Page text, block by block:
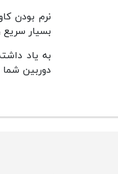
نرم بودن
بسیار سریع
به یاد
دوربین شما